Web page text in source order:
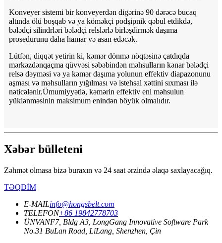
Konveyer sistemi bir konveyerdən digərinə 90 dərəcə bucaq
altında ölü boşqab və ya köməkçi podşipnik qəbul etdikdə,
bələdçi silindrləri bələdçi relslərlə birləşdirmək daşıma
prosedurunu daha hamar və asan edəcək.
Lütfən, diqqət yetirin ki, kəmər dönmə nöqtəsinə çatdıqda
mərkəzdənqaçma qüvvəsi səbəbindən məhsulların kənar bələdçi
relsə dəyməsi və ya kəmər daşıma yolunun effektiv diapazonunu
aşması və məhsulların yığılması və istehsal xəttini sıxması ilə
nəticələnir.Ümumiyyətlə, kəmərin effektiv eni məhsulun
yüklənməsinin maksimum enindən böyük olmalıdır.
Xəbər bülleteni
Zəhmət olmasa bizə buraxın və 24 saat ərzində əlaqə saxlayacağıq.
TƏQDİM
E-MAILinfo@hongsbelt.com
TELEFON+86 19842778703
ÜNVANF7, Bldg A3, LongGang Innovative Software Park
No.31 BuLan Road, LiLang, Shenzhen, Çin